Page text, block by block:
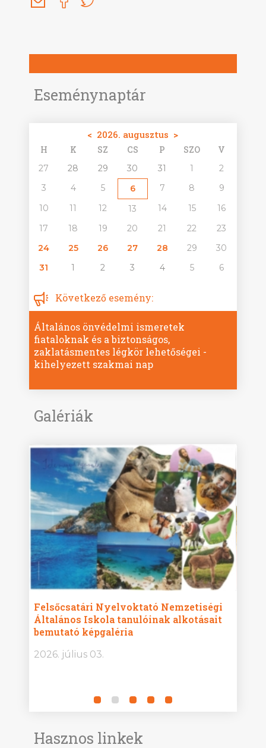
Eseménynaptár
< 2026. augusztus >
H K SZ CS P SZO V
27 28 29 30 31 1
2
3
4 5 6 7 8
9
10
11 12 13 14 15
16
17
18 19 20 21 22
23
24
25 26 27 28 29
30
31
1 2 3 4 5 6
Következő esemény:
Általános önvédelmi ismeretek
fiataloknak és a biztonságos,
zaklatásmentes légkör lehetőségei -
kihelyezett szakmai nap
Galériák
Felsőcsatári Nyelvoktató Nemzetiségi
Általános Iskola tanulóinak alkotásait
bemutató képgaléria
2026. július 03.
Hasznos linkek